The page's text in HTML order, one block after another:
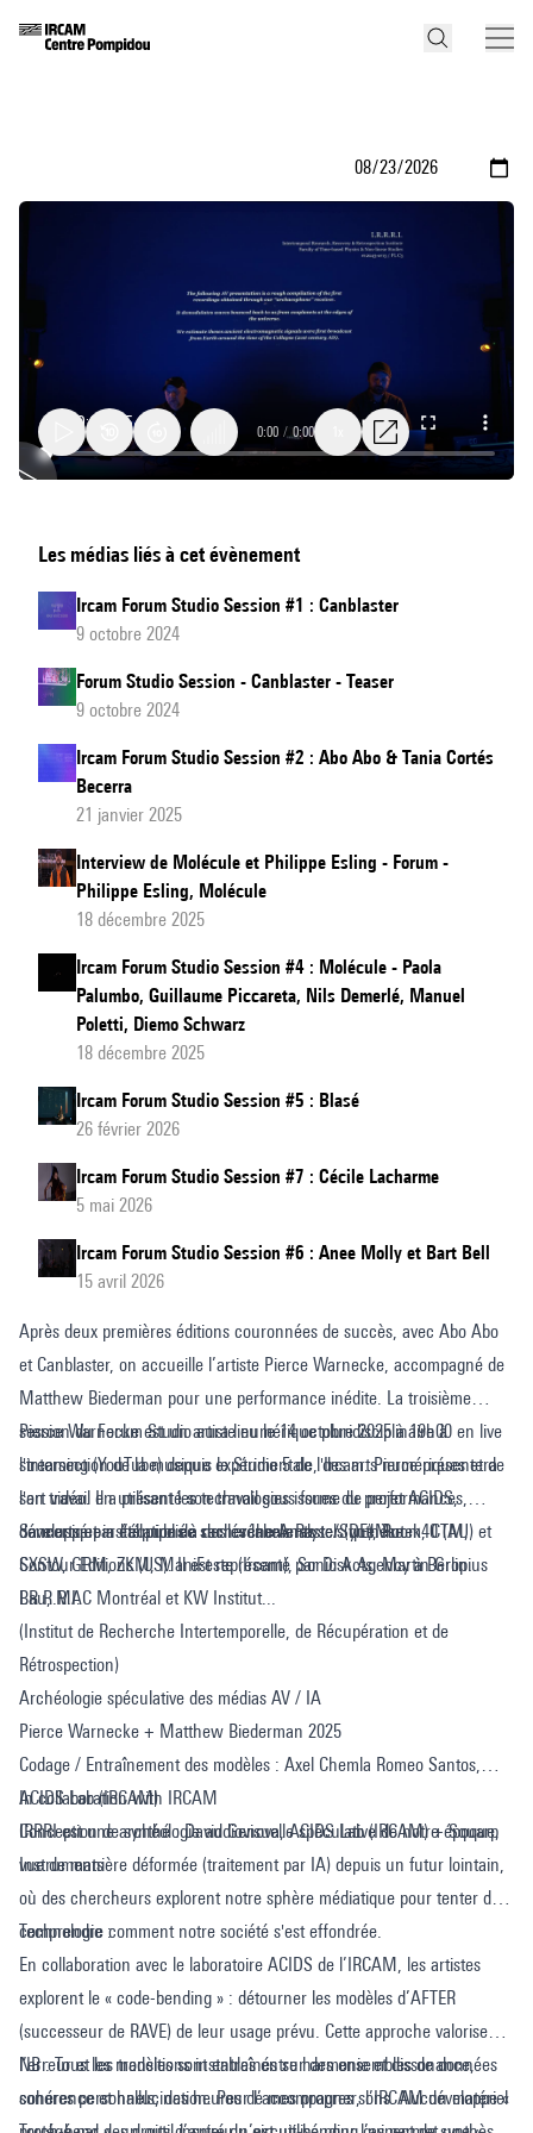
Forum
Studio
Session
Pierce
Warnecke
&
Matthew
Biederman
0:00 / 0:00
Les médias liés à cet évènement
Ircam Forum Studio Session #1 : Canblaster
9 octobre 2024
Forum Studio Session - Canblaster - Teaser
9 octobre 2024
Ircam Forum Studio Session #2 : Abo Abo & Tania Cortés
Becerra
21 janvier 2025
Interview de Molécule et Philippe Esling - Forum -
Philippe Esling, Molécule
18 décembre 2025
Ircam Forum Studio Session #4 : Molécule - Paola
Palumbo, Guillaume Piccareta, Nils Demerlé, Manuel
Poletti, Diemo Schwarz
18 décembre 2025
Ircam Forum Studio Session #5 : Blasé
26 février 2026
Ircam Forum Studio Session #7 : Cécile Lacharme
5 mai 2026
Ircam Forum Studio Session #6 : Anee Molly et Bart Bell
15 avril 2026
Après deux premières éditions couronnées de succès, avec Abo Abo
et Canblaster, on accueille l’artiste Pierce Warnecke, accompagné de
Matthew Biederman pour une performance inédite. La troisième
session du Forum Studio aura lieu le 14 octobre 2025 à 19h00 en live
streaming (YouTube) depuis le Studio 5 de l'Ircam. Pierce présentera
son travail en utilisant les technologies issues du projet ACIDS,
développé par l’équipe de recherche Analyse/Synthèse.
Pierce Warnecke est un artiste numérique pluridisciplinaire à
l'intersection de la musique expérimentale, des arts numériques et de
l'art vidéo. Il a présenté son travail sous forme de performances,
concerts et installations à des événements tels queMutek, CTM,
SXSW, GRM, ZKM, ManiFeste (Ircam), Sonic Acts, Martin Gropius
Bau, MAC Montréal et KW Institut...
Sa musique a été publiée sur les labels Raster (DE), Room40 (AU) et
Contour Editions (US). Il est représenté par Disk Agency à Berlin.
I.R.R.R.I.
(Institut de Recherche Intertemporelle, de Récupération et de
Rétrospection)
Archéologie spéculative des médias AV / IA
Pierce Warnecke + Matthew Biederman 2025
Codage / Entraînement des modèles : Axel Chemla Romeo Santos,
ACIDS Lab (IRCAM)
Conception de synthé : David Genova, ACIDS Lab (IRCAM) + Squarp
Instruments
In collaboration with IRCAM
IRRRI est une archéologie audiovisuelle spéculative de notre époque,
vue de manière déformée (traitement par IA) depuis un futur lointain,
où des chercheurs explorent notre sphère médiatique pour tenter de
comprendre comment notre société s'est effondrée.
Technologie :
En collaboration avec le laboratoire ACIDS de l’IRCAM, les artistes
explorent le « code-bending » : détourner les modèles d’AFTER
(successeur de RAVE) de leur usage prévu. Cette approche valorise
l’erreur et les transitions instables entre harmonie et dissonance,
cohérence et hallucination. Pour l’accompagner, l’IRCAM développe «
NB : Tous les modèles sont entraînés sur des ensembles de données
sonores personnels, des heures de mes propres sons. Aucun matériel